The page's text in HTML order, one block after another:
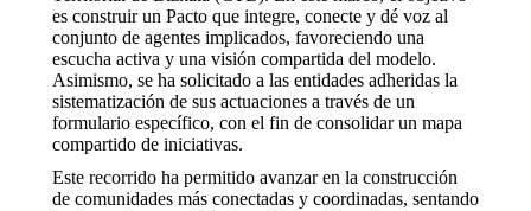
es construir un Pacto que integre, conecte y dé voz al
conjunto de agentes implicados, favoreciendo una
escucha activa y una visión compartida del modelo.
Asimismo, se ha solicitado a las entidades adheridas la
sistematización de sus actuaciones a través de un
formulario específico, con el fin de consolidar un mapa
compartido de iniciativas.
Este recorrido ha permitido avanzar en la construcción
de comunidades más conectadas y coordinadas, sentando